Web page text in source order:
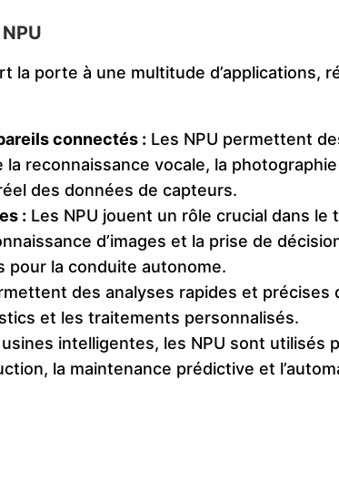
la porte à une multitude d’applications,
connectés : Les NPU permettent
la reconnaissance vocale, la
des données de capteurs.
: Les NPU jouent un rôle crucial dans
d’images et la prise de
pour la conduite autonome.
des analyses rapides et précises
et les traitements personnalisés.
intelligentes, les NPU sont utilisés
la maintenance prédictive et